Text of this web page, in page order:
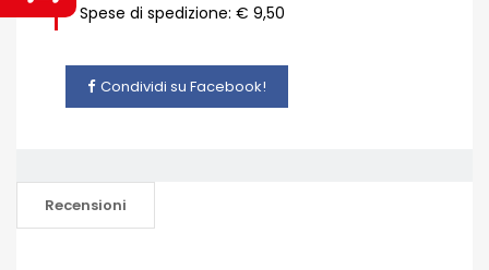
Spese di spedizione: € 9,50
Condividi su Facebook!
Recensioni